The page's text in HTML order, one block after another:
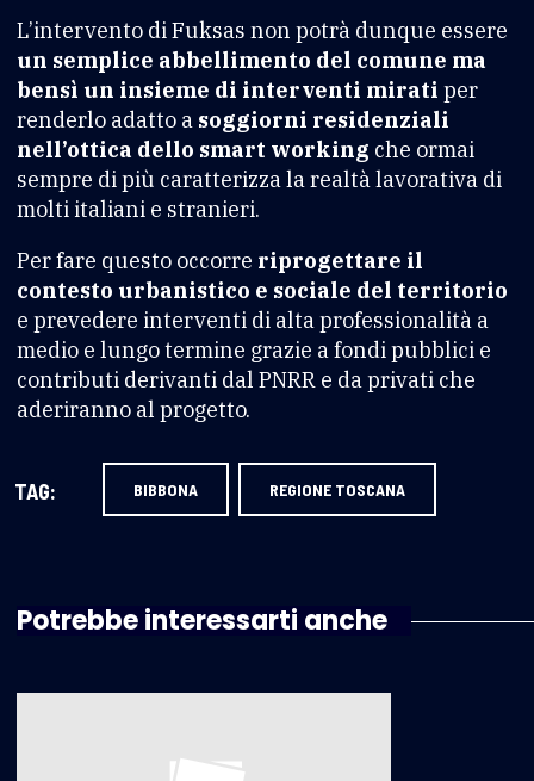
L’intervento di Fuksas non potrà dunque essere
un semplice abbellimento del comune ma
bensì un insieme di interventi mirati per
renderlo adatto a soggiorni residenziali
nell’ottica dello smart working che ormai
sempre di più caratterizza la realtà lavorativa di
molti italiani e stranieri.
Per fare questo occorre riprogettare il
contesto urbanistico e sociale del territorio
e prevedere interventi di alta professionalità a
medio e lungo termine grazie a fondi pubblici e
contributi derivanti dal PNRR e da privati che
aderiranno al progetto.
TAG: BIBBONA REGIONE TOSCANA
Potrebbe interessarti anche